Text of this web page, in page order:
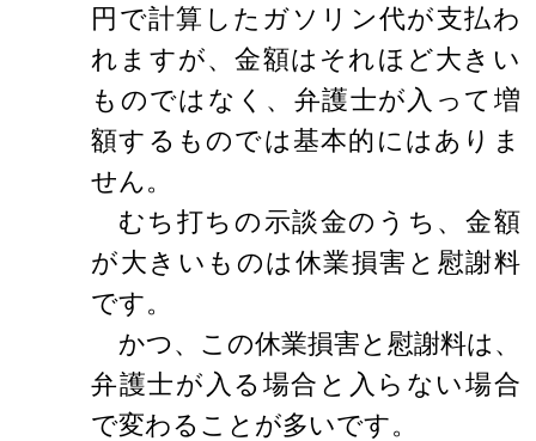
円で計算したガソリン代が支払わ
れますが、金額はそれほど大きい
ものではなく、弁護士が入って増
額するものでは基本的にはありま
せん。
むち打ちの示談金のうち、金額
が大きいものは休業損害と慰謝料
です。
かつ、この休業損害と慰謝料は、
弁護士が入る場合と入らない場合
で変わることが多いです。